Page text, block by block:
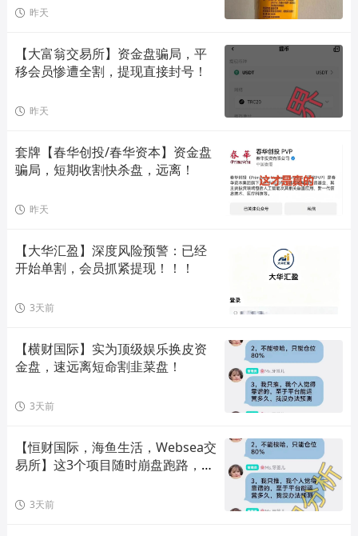
昨天
【大富翁交易所】资金盘骗局，平
移会员惨遭全割，提现直接封号！
昨天
套牌【春华创投/春华资本】资金盘
骗局，短期收割快杀盘，远离！
昨天
【大华汇盈】深度风险预警：已经
开始单割，会员抓紧提现！！！
3天前
【横财国际】实为顶级娱乐换皮资
金盘，速远离短命割韭菜盘！
3天前
【恒财国际，海鱼生活，Websea交
易所】这3个项目随时崩盘跑路，赶
3天前